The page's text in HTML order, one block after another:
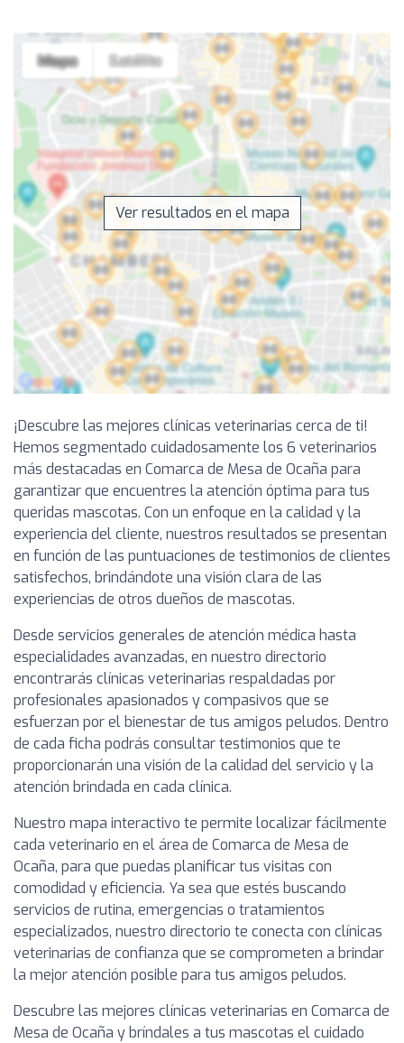
Ver resultados en el mapa
¡Descubre las mejores clínicas veterinarias cerca de ti!
Hemos segmentado cuidadosamente los 6 veterinarios
más destacadas en Comarca de Mesa de Ocaña para
garantizar que encuentres la atención óptima para tus
queridas mascotas. Con un enfoque en la calidad y la
experiencia del cliente, nuestros resultados se presentan
en función de las puntuaciones de testimonios de clientes
satisfechos, brindándote una visión clara de las
experiencias de otros dueños de mascotas.
Desde servicios generales de atención médica hasta
especialidades avanzadas, en nuestro directorio
encontrarás clínicas veterinarias respaldadas por
profesionales apasionados y compasivos que se
esfuerzan por el bienestar de tus amigos peludos. Dentro
de cada ficha podrás consultar testimonios que te
proporcionarán una visión de la calidad del servicio y la
atención brindada en cada clínica.
Nuestro mapa interactivo te permite localizar fácilmente
cada veterinario en el área de Comarca de Mesa de
Ocaña, para que puedas planificar tus visitas con
comodidad y eficiencia. Ya sea que estés buscando
servicios de rutina, emergencias o tratamientos
especializados, nuestro directorio te conecta con clínicas
veterinarias de confianza que se comprometen a brindar
la mejor atención posible para tus amigos peludos.
Descubre las mejores clínicas veterinarias en Comarca de
Mesa de Ocaña y bríndales a tus mascotas el cuidado